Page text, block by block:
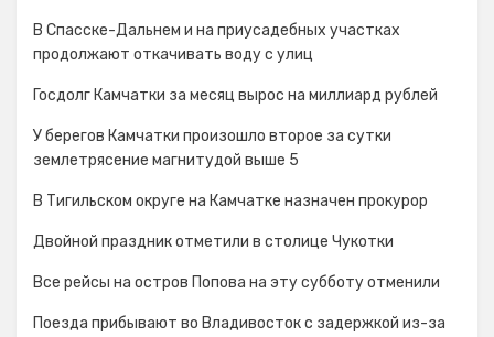
В Спасске-Дальнем и на приусадебных участках
продолжают откачивать воду с улиц
Госдолг Камчатки за месяц вырос на миллиард рублей
У берегов Камчатки произошло второе за сутки
землетрясение магнитудой выше 5
В Тигильском округе на Камчатке назначен прокурор
Двойной праздник отметили в столице Чукотки
Все рейсы на остров Попова на эту субботу отменили
Поезда прибывают во Владивосток с задержкой из-за